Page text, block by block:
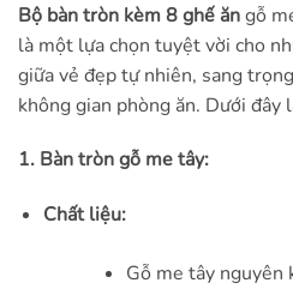
Bộ bàn tròn kèm 8 ghế ăngỗ
là một lựa chọn tuyệt vời cho
giữa vẻ đẹp tự nhiên, sang
không gian phòng ăn. Dưới đây
1. Bàn tròn gỗ me tây:
Chất liệu:
Gỗ me tây nguyên